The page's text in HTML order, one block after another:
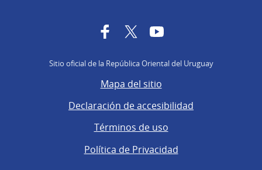
FacebookTwitterYouTube
Sitio oficial de la República Oriental del Uruguay
Mapa del sitio
Declaración de accesibilidad
Términos de uso
Política de Privacidad